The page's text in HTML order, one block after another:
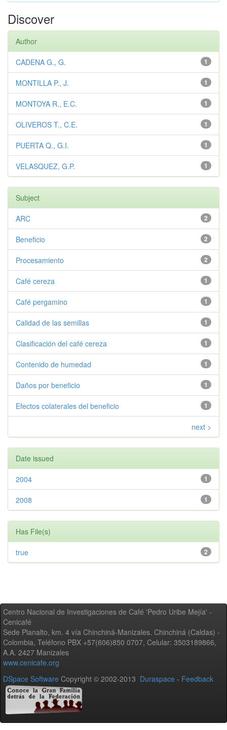
Discover
Author
1
CADENA G., G.
1
MONTILLA P., J.
1
MONTOYA R., E.C.
1
OLIVEROS T., C.E.
1
PUERTA Q., G.I.
1
VELASQUEZ, G.P.
Subject
2
ARC
2
Beneficio
2
Procesamiento
1
Café cereza
1
Café pergamino
1
Calidad de las semillas
1
Clasificación del café cereza
1
Contenido de humedad
1
Daños por beneficio
1
Efectos colaterales del beneficio
next >
Date issued
1
2004
1
2008
Has File(s)
2
true
Centro Nacional de Investigaciones de Café 'Pedro Uribe Mejía' -
Cenicafé
Sede Planalto, km. 4 vía Chinchiná-Manizales. Chinchiná (Caldas) -
Colombia, Teléfono PBX +57(606)850 0707, Celular: 3503189866,
A.A. 2427 Manizales
www.cenicafe.org
DSpace Software Copyright © 2002-2013 Duraspace - Feedback